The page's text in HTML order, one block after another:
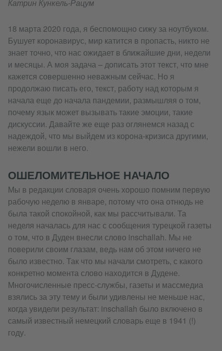
Катрин Кункель-Рацум
18 марта 2020 года, я беспомощно сижу за ноутбуком.
Бушует коронавирус, мир катится в пропасть, никто не
знает точно, что нас ожидает в ближайшие дни, недели
и месяцы. А моя задача – дописать этот текст, что мне
кажется совершенно неважным сейчас. Но я
продолжаю писать его, текст, работу над которым я
начала еще до начала пандемии, размышляя о том,
почему язык может вызывать такие эмоции, такие
дискуссии. Давайте же еще раз оглянемся назад с
надеждой, что мы выйдем из корона-кризиса другими,
нежели вошли в него.
ОШЕЛОМИТЕЛЬНОЕ НАЧАЛО
Мы в редакции словаря очень хорошо помним первую
рабочую неделю в январе, потому что она отнюдь не
была такой спокойной, как мы рассчитывали. Та
неделя началась для нас с сообщения турецкой газеты
о том, что в Дуден внесли слово inschallah. Мы не
поверили своим глазам, ведь нам об этом ничего не
было известно. Так что мы начали смотреть, с какого
конкретно момента слово находится в Дудене.
Многочисленные пресс-службы, газеты и массмедиа
взялись за эту тему и были удивлены не меньше нас,
когда увидели результат: inschallah было включено в
самый известный немецкий словарь еще в 1941 (!)
году.